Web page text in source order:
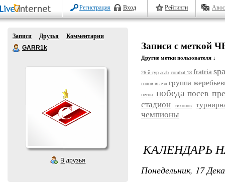
Регистрация Вход Рейтинги
Записи Друзья
Комментарии
GARR1k
В друзья
Записи с
Другие метки пользователя ↓
26-й тур acab combat 18 fratria
голов выезд группа
песни победа посев
стадион тихонов
чемпионы
КАЛЕНДАРЬ
Понедельник, 17